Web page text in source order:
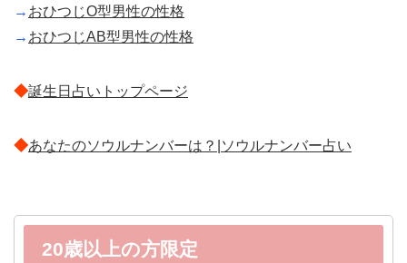
→ おひつじO型男性の性格
→ おひつじAB型男性の性格
◆誕生日占いトップページ
◆あなたのソウルナンバーは？|ソウルナンバー占い
20歳以上の方限定